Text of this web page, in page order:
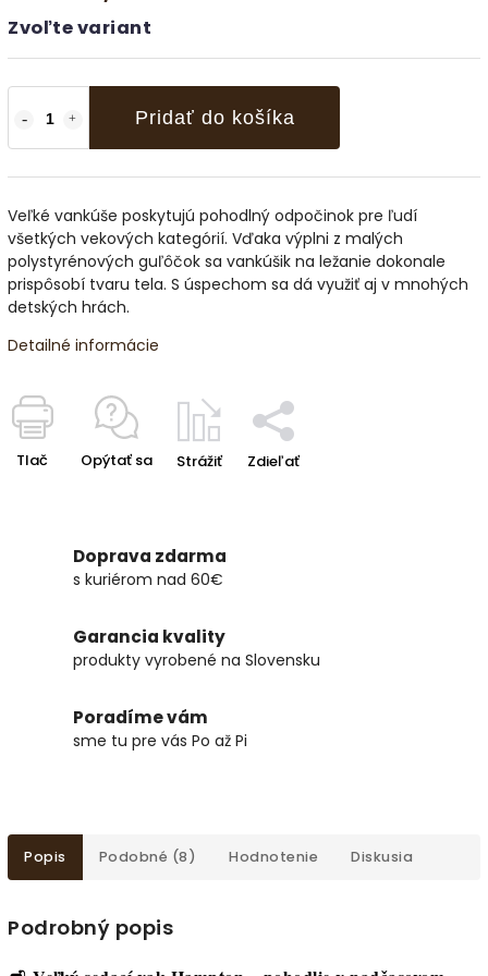
Zvoľte variant
Pridať do košíka
Veľké vankúše poskytujú pohodlný odpočinok pre ľudí
všetkých vekových kategórií. Vďaka výplni z malých
polystyrénových guľôčok sa vankúšik na ležanie dokonale
prispôsobí tvaru tela. S úspechom sa dá využiť aj v mnohých
detských hrách.
Detailné informácie
Tlač Opýtať sa Strážiť Zdieľať
Doprava zdarma
s kuriérom nad 60€
Garancia kvality
produkty vyrobené na Slovensku
Poradíme vám
sme tu pre vás Po až Pi
Popis Podobné (8) Hodnotenie Diskusia
Podrobný popis